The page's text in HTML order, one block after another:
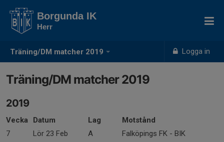
Träning/DM matcher 2019 Logga in
Borgunda IK
Herr
Träning/DM matcher 2019
2019
Vecka Datum Lag
Motstånd
7
Lör 23 Feb A
Falköpings FK - BIK